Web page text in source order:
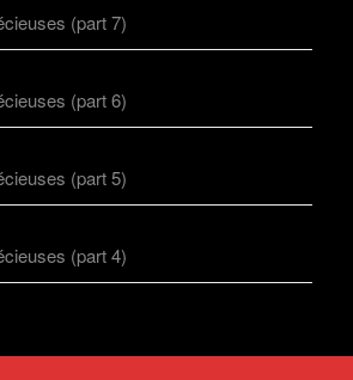
(part 7)
(part 6)
(part 5)
(part 4)